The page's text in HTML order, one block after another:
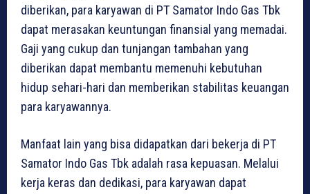
diberikan, para karyawan di PT Samator Indo Gas Tbk
dapat merasakan keuntungan finansial yang memadai.
Gaji yang cukup dan tunjangan tambahan yang
diberikan dapat membantu memenuhi kebutuhan
hidup sehari-hari dan memberikan stabilitas keuangan
para karyawannya.
Manfaat lain yang bisa didapatkan dari bekerja di PT
Samator Indo Gas Tbk adalah rasa kepuasan. Melalui
kerja keras dan dedikasi, para karyawan dapat